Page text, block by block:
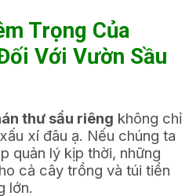
Trọng Của
Với Vườn Sầu
thư sầu riêng không chỉ
xí đâu ạ. Nếu chúng ta
quản lý kịp thời, những
cả cây trồng và túi tiền
lớn.